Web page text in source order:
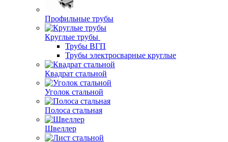
Профильные трубы
Круглые трубы
Трубы ВГП
Трубы электросварные круглые
Квадрат стальной
Уголок стальной
Полоса стальная
Швеллер